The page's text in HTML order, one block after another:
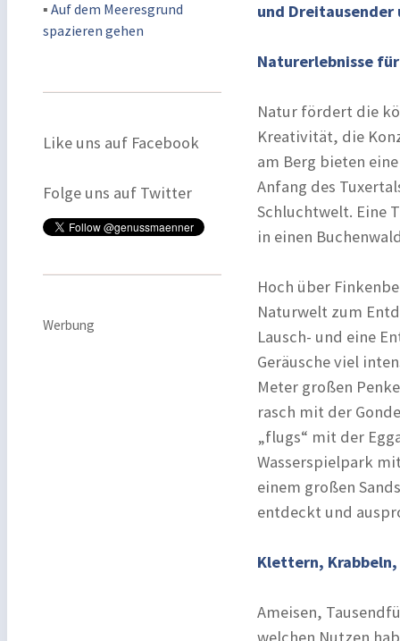
▪ Auf dem Meeresgrund
spazieren gehen
Like uns auf Facebook
Folge uns auf Twitter
Werbung
und Dreitausender
Naturerlebnisse
Natur fördert die
Kreativität, die
am Berg bieten
Anfang des
Schluchtwelt. Eine
in einen
Hoch über
Naturwelt zum
Lausch- und eine
Geräusche viel
Meter großen
rasch mit der
„flugs“ mit der
Wasserspielpark
einem großen
entdeckt und
Klettern,
Ameisen,